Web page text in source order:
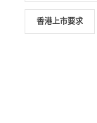
香港上市要求